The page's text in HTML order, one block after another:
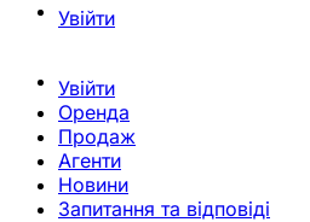
Увійти
Увійти
Оренда
Продаж
Агенти
Новини
Запитання та відповіді